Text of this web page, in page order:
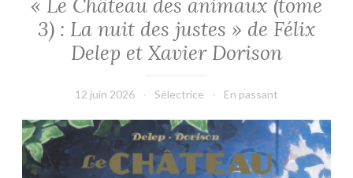
« Le Château des animaux (tome
3) : La nuit des justes » de Félix
Delep et Xavier Dorison
12 juin 2026 Sélectrice En passant